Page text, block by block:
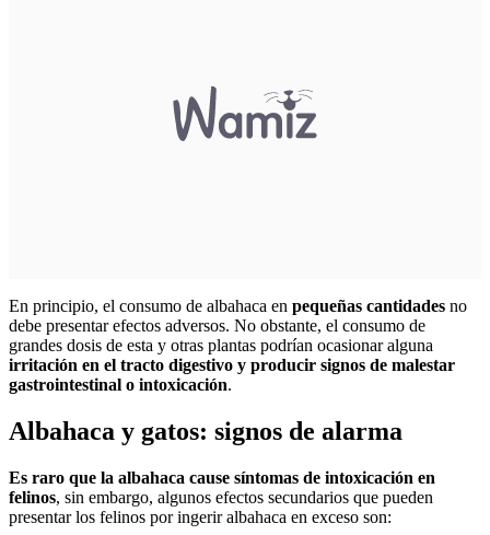
En principio, el consumo de albahaca en pequeñas cantidades no
debe presentar efectos adversos. No obstante, el consumo de
grandes dosis de esta y otras plantas podrían ocasionar alguna
irritación en el tracto digestivo y producir signos de malestar
gastrointestinal o intoxicación.
Albahaca y gatos: signos de alarma
Es raro que la albahaca cause síntomas de intoxicación en
felinos, sin embargo, algunos efectos secundarios que pueden
presentar los felinos por ingerir albahaca en exceso son: